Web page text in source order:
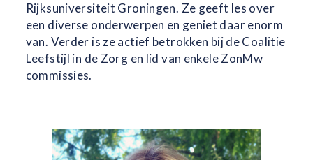
Rijksuniversiteit Groningen. Ze geeft les over
een diverse onderwerpen en geniet daar enorm
van. Verder is ze actief betrokken bij de Coalitie
Leefstijl in de Zorg en lid van enkele ZonMw
commissies.